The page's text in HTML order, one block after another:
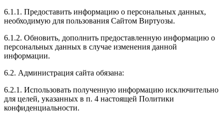
6.1.1. Предоставить информацию о персональных данных,
необходимую для пользования Сайтом Виртуозы.
6.1.2. Обновить, дополнить предоставленную информацию о
персональных данных в случае изменения данной
информации.
6.2. Администрация сайта обязана:
6.2.1. Использовать полученную информацию исключительно
для целей, указанных в п. 4 настоящей Политики
конфиденциальности.